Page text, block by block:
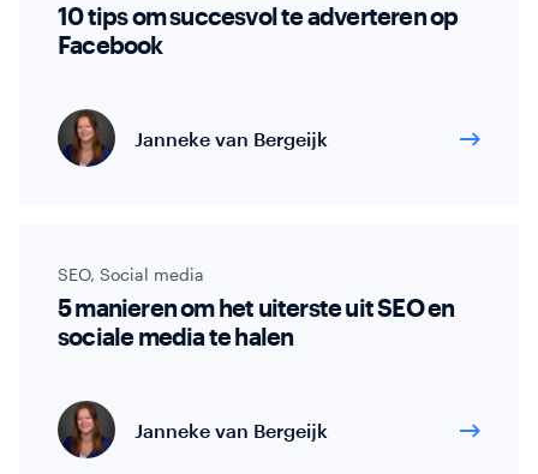
10 tips om succesvol te adverteren op
Facebook
Janneke van Bergeijk
SEO, Social media
5 manieren om het uiterste uit SEO en
sociale media te halen
Janneke van Bergeijk